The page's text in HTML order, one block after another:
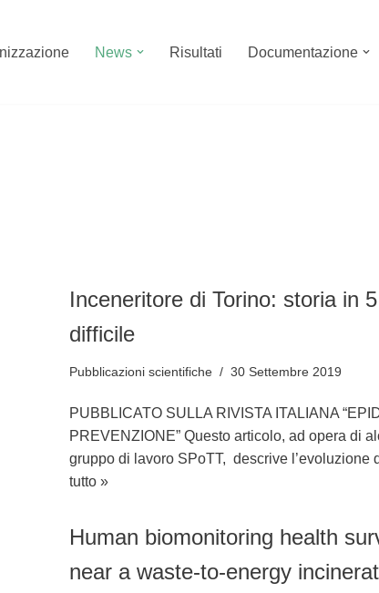
News Risultati Documentazione
Inceneritore di Torino: storia in
difficile
Pubblicazioni scientifiche 30 Settembre 2019
PUBBLICATO SULLA RIVISTA ITALIANA
PREVENZIONE” Questo articolo, ad opera di
gruppo di lavoro SPoTT, descrive
tutto »
Human biomonitoring health
near a waste-to-energy